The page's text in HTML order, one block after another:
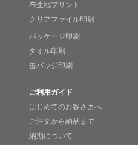
布生地プリント
クリアファイル印刷
パッケージ印刷
タオル印刷
缶バッジ印刷
ご利用ガイド
はじめてのお客さまへ
ご注文から納品まで
納期について